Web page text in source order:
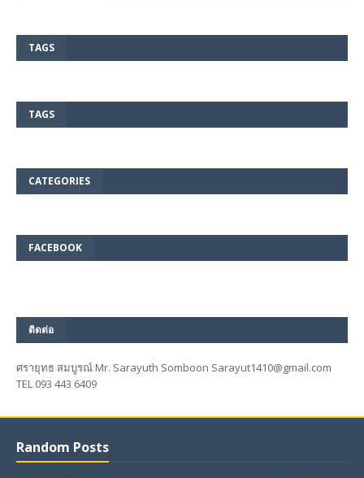
TAGS
TAGS
CATEGORIES
FACEBOOK
ติดต่อ
ศรายุทธ สมบูรณ์ Mr. Sarayuth Somboon Sarayut1410@gmail.com
TEL 093 443 6409
Random Posts